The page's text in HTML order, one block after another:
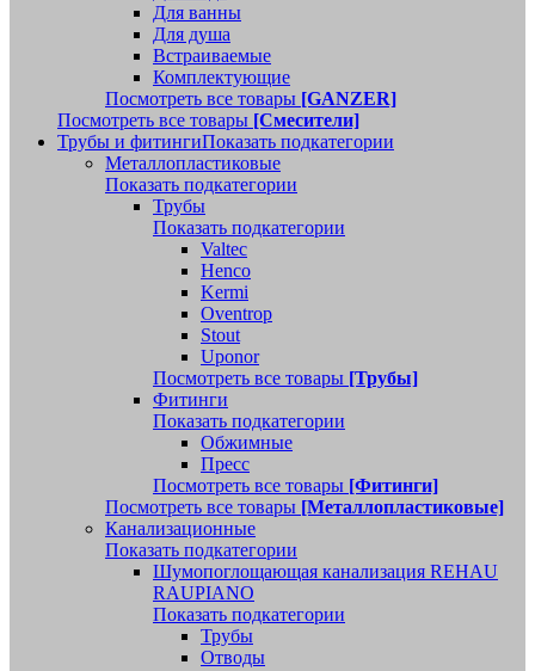
Для ванны
Для душа
Встраиваемые
Комплектующие
Посмотреть все товары [GANZER]
Посмотреть все товары [Смесители]
Трубы и фитингиПоказать подкатегории
Металлопластиковые
Показать подкатегории
Трубы
Показать подкатегории
Valtec
Henco
Kermi
Oventrop
Stout
Uponor
Посмотреть все товары [Трубы]
Фитинги
Показать подкатегории
Обжимные
Пресс
Посмотреть все товары [Фитинги]
Посмотреть все товары [Металлопластиковые]
Канализационные
Показать подкатегории
Шумопоглощающая канализация REHAU
RAUPIANO
Показать подкатегории
Трубы
Отводы